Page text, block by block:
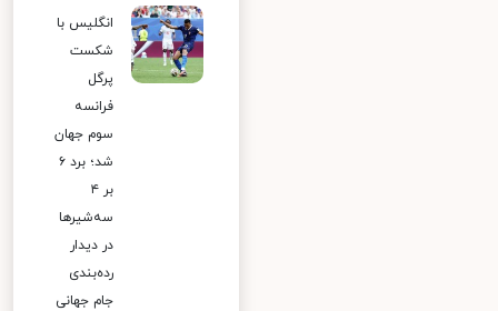
انگلیس با
شکست
پرگل
فرانسه
سوم جهان
شد؛ برد ۶
بر ۴
سه‌شیرها
در دیدار
رده‌بندی
جام جهانی